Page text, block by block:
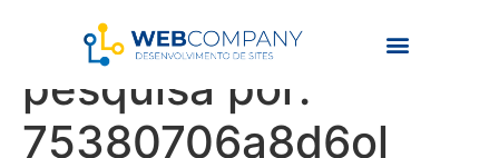
Resultados da
pesquisa por:
75380706a8d6ol